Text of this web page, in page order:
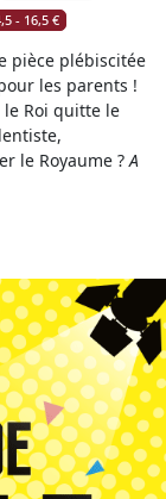
- 16,5 €
pièce plébiscitée
les parents !
le Roi quitte le
le Royaume ?A